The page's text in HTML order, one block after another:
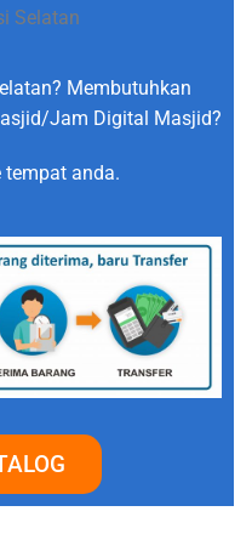
Selatan
Membutuhkan
Jam Digital Masjid?
tempat anda.